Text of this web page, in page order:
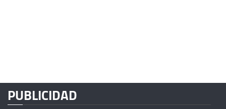
PUBLICIDAD